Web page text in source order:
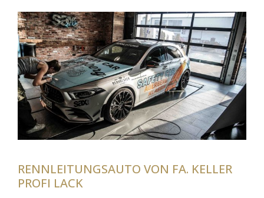
RENNLEITUNGSAUTO VON FA. KELLER
PROFI LACK